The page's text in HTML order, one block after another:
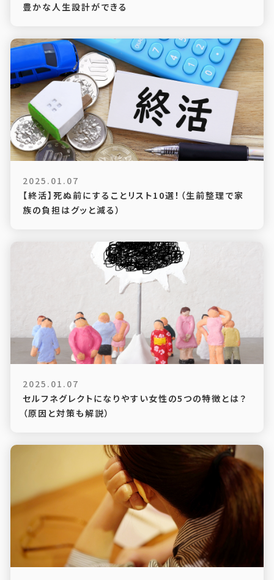
豊かな人生設計ができる
2025.01.07
【終活】死ぬ前にすることリスト10選！（生前整理で家
族の負担はグッと減る）
2025.01.07
セルフネグレクトになりやすい女性の5つの特徴とは？
（原因と対策も解説）